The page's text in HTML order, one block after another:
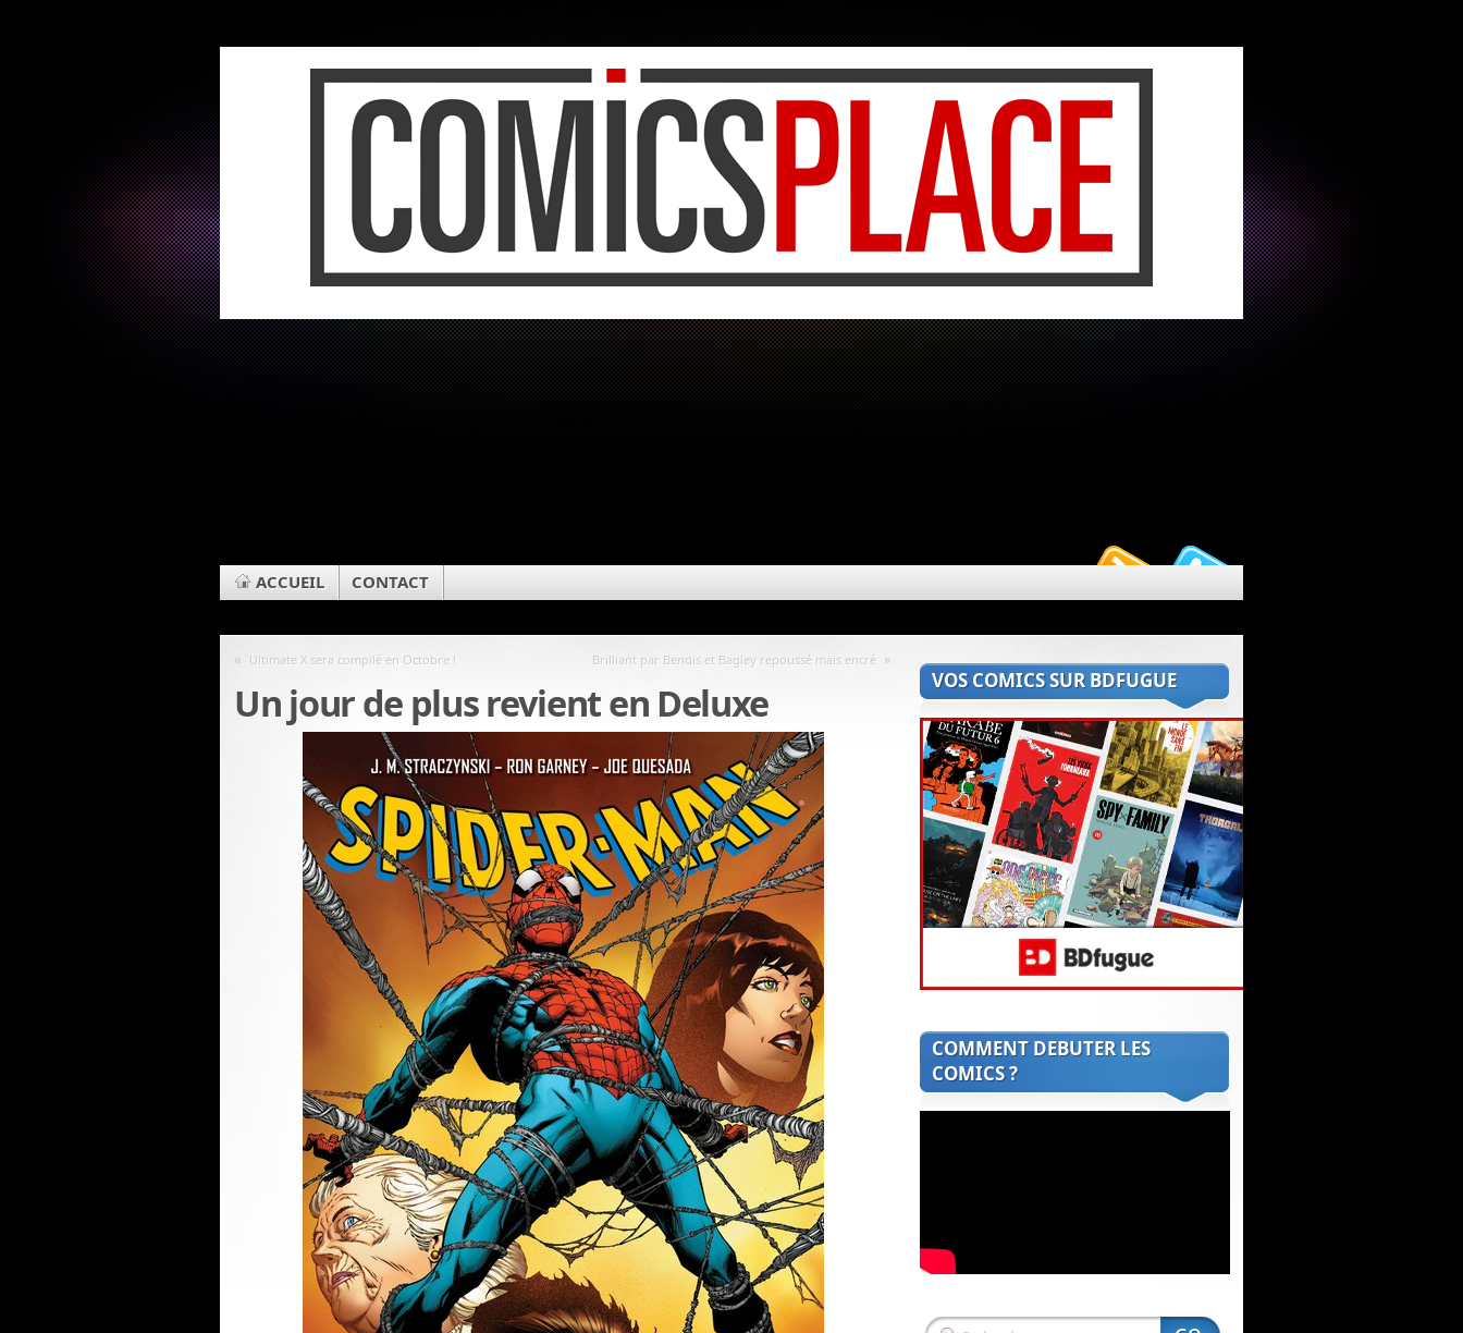
ACCUEIL CONTACT
« Ultimate X sera compilé en Octobre ! Brilliant par Bendis et Bagley repoussé mais encré »
Un jour de plus revient en Deluxe VOS COMICS SUR BDFUGUE
COMMENT DEBUTER LES
COMICS ?